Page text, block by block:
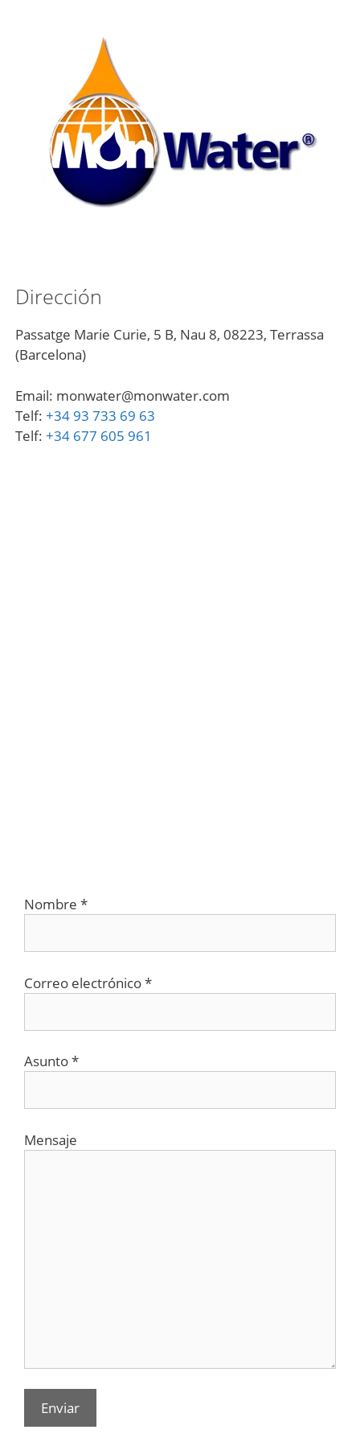
Dirección
Passatge Marie Curie, 5 B, Nau 8, 08223, Terrassa
(Barcelona)
Email: monwater@monwater.com
Telf:+34 93 733 69 63
Telf:+34 677 605 961
Nombre *
Correo electrónico *
Asunto *
Mensaje